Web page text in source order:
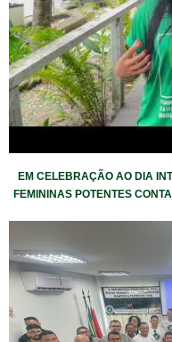
EM CELEBRAÇÃO AO DIA
FEMININAS POTENTES